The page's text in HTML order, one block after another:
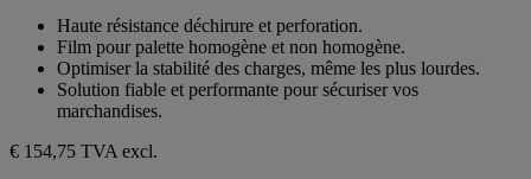
étoiles.
Haute résistance déchirure et perforation.
Film pour palette homogène et non homogène.
Optimiser la stabilité des charges, même les plus lourdes.
Solution fiable et performante pour sécuriser vos
marchandises.
€ 154,75 TVA excl.